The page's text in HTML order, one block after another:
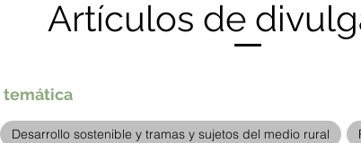
Artículos de
temática
Desarrollo sostenible y tramas y sujetos del medio rural